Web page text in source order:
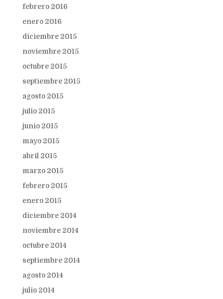
febrero 2016
enero 2016
diciembre 2015
noviembre 2015
octubre 2015
septiembre 2015
agosto 2015
julio 2015
junio 2015
mayo 2015
abril 2015
marzo 2015
febrero 2015
enero 2015
diciembre 2014
noviembre 2014
octubre 2014
septiembre 2014
agosto 2014
julio 2014